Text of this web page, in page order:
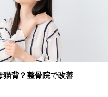
猫背？整骨院で改善